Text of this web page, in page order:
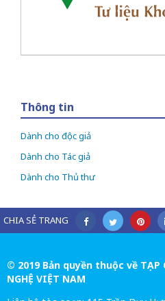
Thông tin
Dành cho độc giả
Dành cho Tác giả
Dành cho Thủ thư
CHIA SẺ TRANG
© 2019 Bản quyền thuộc về TẠP
NGHỆ VIỆT NAM